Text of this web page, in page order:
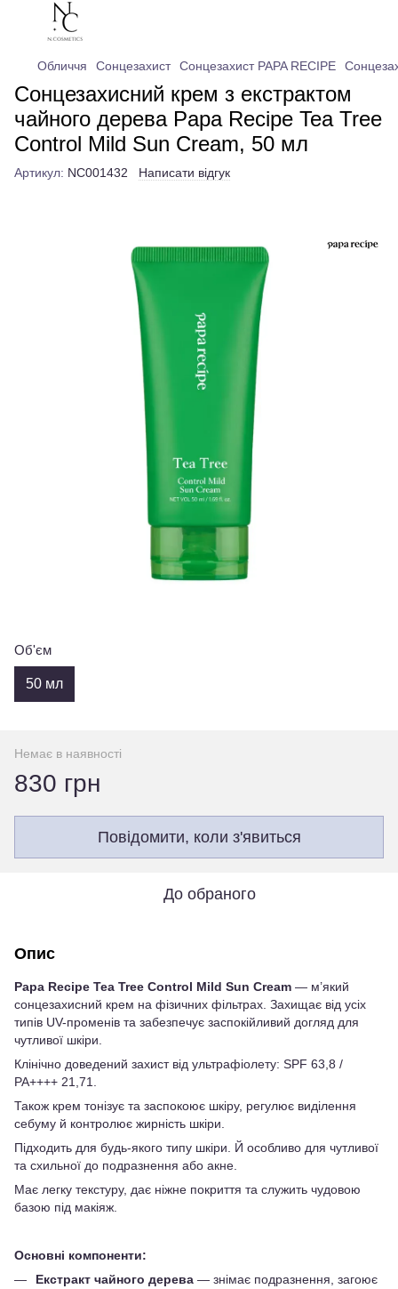
Обличчя Сонцезахист Сонцезахист PAPA RECIPE
Сонцезахисний крем з екстрактом
чайного дерева Papa Recipe Tea Tree
Control Mild Sun Cream, 50 мл
Артикул: NC001432 Написати відгук
Об'єм
50 мл
Немає в наявності
830 грн
Повідомити, коли з'явиться
До обраного
Опис
Papa Recipe Tea Tree Control Mild Sun Cream — м’який
сонцезахисний крем на фізичних фільтрах. Захищає від усіх
типів UV-променів та забезпечує заспокійливий догляд для
чутливої шкіри.
Клінічно доведений захист від ультрафіолету: SPF 63,8 /
PA++++ 21,71.
Також крем тонізує та заспокоює шкіру, регулює виділення
себуму й контролює жирність шкіри.
Підходить для будь-якого типу шкіри. Й особливо для чутливої
та схильної до подразнення або акне.
Має легку текстуру, дає ніжне покриття та служить чудовою
базою під макіяж.
Основні компоненти:
Екстракт чайного дерева — знімає подразнення, загоює